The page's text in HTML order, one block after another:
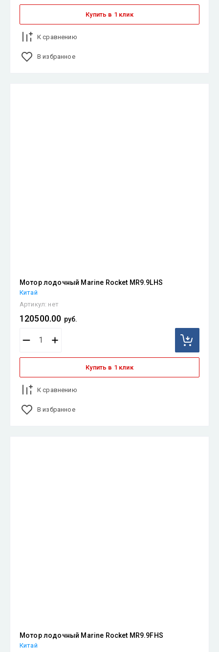
Купить в 1 клик
К сравнению
В избранное
Мотор лодочный Marine Rocket MR9.9LHS
Китай
Артикул: нет
120500.00 руб.
Купить в 1 клик
К сравнению
В избранное
Мотор лодочный Marine Rocket MR9.9FHS
Китай